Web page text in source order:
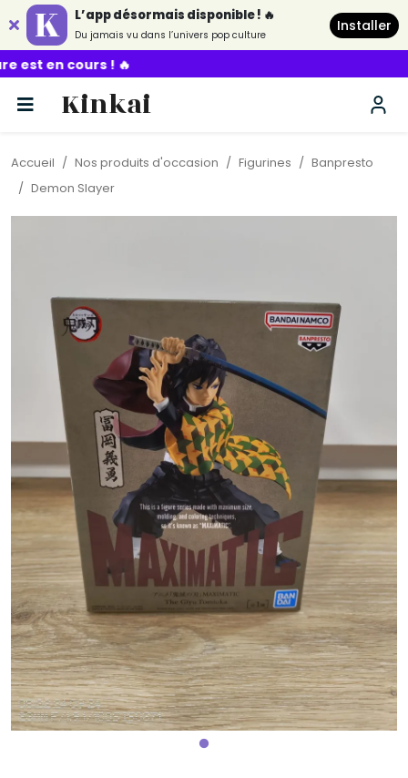
L’app désormais disponible ! 🔥
Du jamais vu dans l’univers pop culture
Installer
Kinkai
Accueil Nos produits d'occasion Figurines
Banpresto
Demon Slayer